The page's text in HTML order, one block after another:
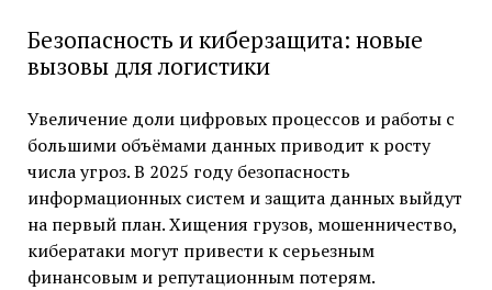
Безопасность и киберзащита: новые
вызовы для логистики
Увеличение доли цифровых процессов и работы с
большими объёмами данных приводит к росту
числа угроз. В 2025 году безопасность
информационных систем и защита данных выйдут
на первый план. Хищения грузов, мошенничество,
кибератаки могут привести к серьезным
финансовым и репутационным потерям.